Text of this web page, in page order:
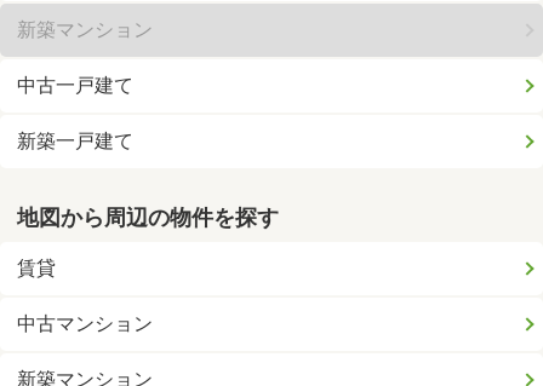
新築マンション
中古一戸建て
新築一戸建て
地図から周辺の物件を探す
賃貸
中古マンション
新築マンション